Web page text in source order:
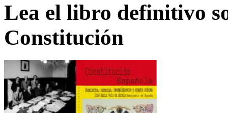
Lea el libro definitivo
Constitución